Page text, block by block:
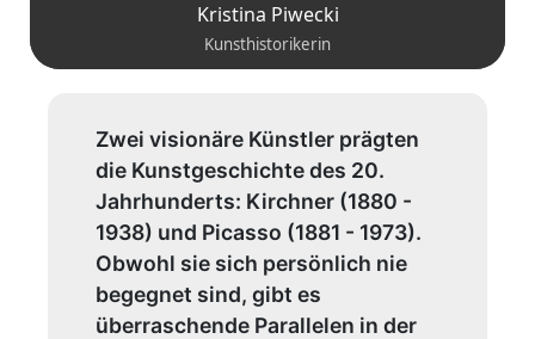
Kristina Piwecki
Kunsthistorikerin
Zwei visionäre Künstler prägten
die Kunstgeschichte des 20.
Jahrhunderts: Kirchner (1880 -
1938) und Picasso (1881 - 1973).
Obwohl sie sich persönlich nie
begegnet sind, gibt es
überraschende Parallelen in der